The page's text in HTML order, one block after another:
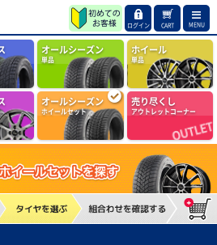
ログイン CART MENU
オールシーズン
単品
ホイール
単品
オールシーズン
ホイールセット
売り尽くし
アウトレットコーナー